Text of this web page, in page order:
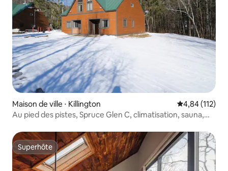
Maison de ville ⋅ Killington Évaluation
4,84 (112)
Au pied des pistes, Spruce Glen C, climatisation, sauna,
Superhôte
Superhôte